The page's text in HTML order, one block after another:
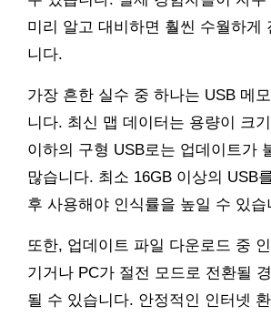
미리 알고 대비하면 훨씬 수월하게
니다.
가장 흔한 실수 중 하나는 USB 메
니다. 최신 맵 데이터는 용량이 크
이하의 구형 USB로는 업데이트가
많습니다. 최소 16GB 이상의 USB
후 사용해야 인식률을 높일 수 있습
또한, 업데이트 파일 다운로드 중
기거나 PC가 절전 모드로 전환될
될 수 있습니다. 안정적인 인터넷